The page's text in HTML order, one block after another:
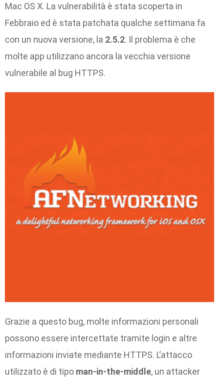
Mac OS X. La vulnerabilità è stata scoperta in
Febbraio ed è stata patchata qualche settimana fa
con un nuova versione, la 2.5.2. Il problema è che
molte app utilizzano ancora la vecchia versione
vulnerabile al bug HTTPS.
Grazie a questo bug, molte informazioni personali
possono essere intercettate tramite login e altre
informazioni inviate mediante HTTPS. L’attacco
utilizzato è di tipo man-in-the-middle, un attacker